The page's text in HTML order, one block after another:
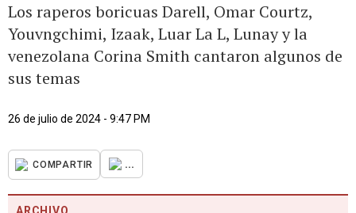
Los raperos boricuas Darell, Omar Courtz,
Youvngchimi, Izaak, Luar La L, Lunay y la
venezolana Corina Smith cantaron algunos de
sus temas
26 de julio de 2024 - 9:47 PM
COMPARTIR ...